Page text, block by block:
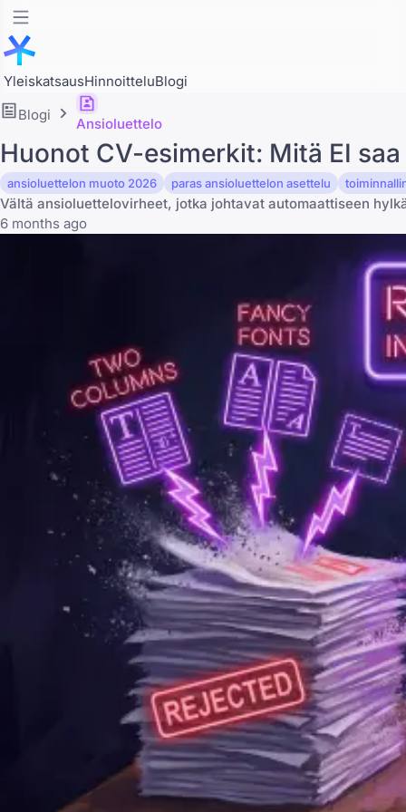
YleiskatsausHinnoitteluBlogi
Blogi
Ansioluettelo
Huonot CV-esimerkit: Mitä EI
ansioluettelon muoto 2026 paras ansioluettelon asettelu
Vältä ansioluettelovirheet, jotka johtavat automaattiseen
6 months ago